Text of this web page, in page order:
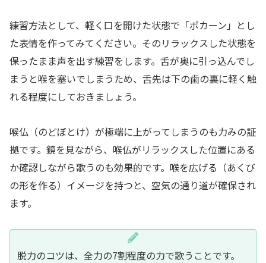
練習方法として、軽く口を開けた状態で「ポカーン」とし
た表情を作ってみてください。そのリラックスした状態を
保ったまま声を出す練習をします。舌が奥に引っ込んでし
まうと喉を塞いでしまうため、舌先は下の歯の裏に軽く触
れる程度にしておきましょう。
喉仏（のどぼとけ）が極端に上がってしまうのも力みの証
拠です。鏡を見ながら、喉仏がリラックスした位置にある
か確認しながら歌うのも効果的です。喉を広げる（あくび
の形を作る）イメージを持つと、空気の通り道が確保され
ます。
脱力のコツは、全力の7割程度の力で歌うことです。